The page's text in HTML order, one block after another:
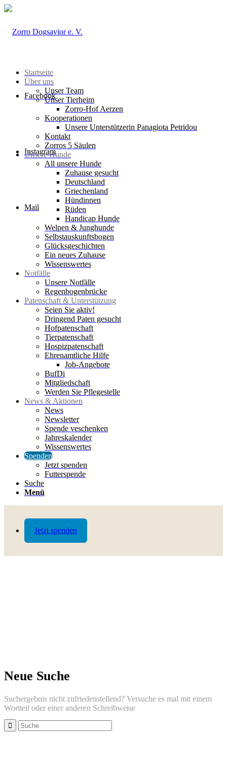
Jetzt spenden
Facebook
Instagram
Mail
Startseite
Über uns
Unser Team
Unser Tierheim
Zorro-Hof Aerzen
Kooperationen
Unsere Unterstützerin Panagiota Petridou
Kontakt
Zorros 5 Säulen
Unsere Hunde
All unsere Hunde
Zuhause gesucht
Deutschland
Griechenland
Hündinnen
Rüden
Handicap Hunde
Welpen & Junghunde
Selbstauskunftsbogen
Glücksgeschichten
Ein neues Zuhause
Wissenswertes
Notfälle
Unsere Notfälle
Regenbogenbrücke
Patenschaft & Unterstützung
Seien Sie aktiv!
Dringend Paten gesucht
Hofpatenschaft
Tierpatenschaft
Hospizpatenschaft
Ehrenamtliche Hilfe
Job-Angebote
BufDi
Mitgliedschaft
Werden Sie Pflegestelle
News & Aktionen
News
Newsletter
Spende veschenken
Jahreskalender
Wissenswertes
Spenden
Jetzt spenden
Futterspende
Suche
Menü
Neue Suche
Suchergebnis nicht zufriedenstellend? Versuche es mal mit einem
Wortteil oder einer anderen Schreibweise